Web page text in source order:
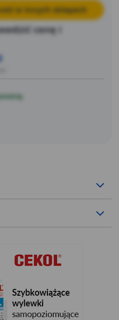
w innych sklepach
cenę i